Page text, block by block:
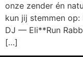
onze zender én
kun jij stemmen op:
DJ — Eli**Run
[…]